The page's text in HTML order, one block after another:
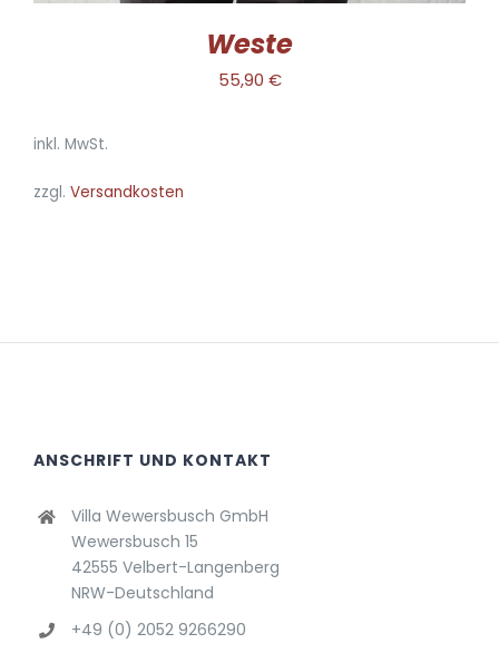
Weste
55,90 €
inkl. MwSt.
zzgl. Versandkosten
ANSCHRIFT UND KONTAKT
Villa Wewersbusch GmbH
Wewersbusch 15
42555 Velbert-Langenberg
NRW-Deutschland
+49 (0) 2052 9266290